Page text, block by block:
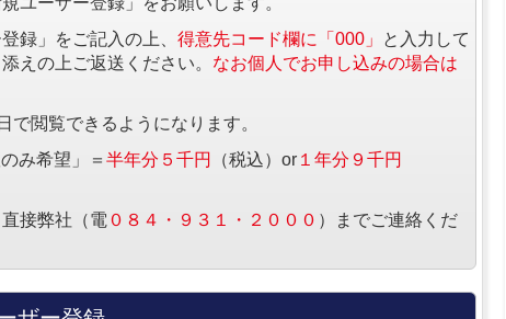
録」をご記入の上、 得意先コード欄に「000」
と入力して
えの上ご返送ください。 なお個人でお申し込みの場合は
閲覧できるようになります。
み希望」＝ 半年分５千円 （税込）or １年分９千円
接弊社（電 ０８４・９３１・２０００ ）までご連絡くだ